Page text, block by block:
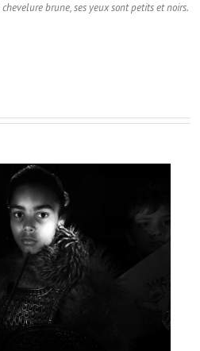
brune, ses yeux sont petits et noirs.